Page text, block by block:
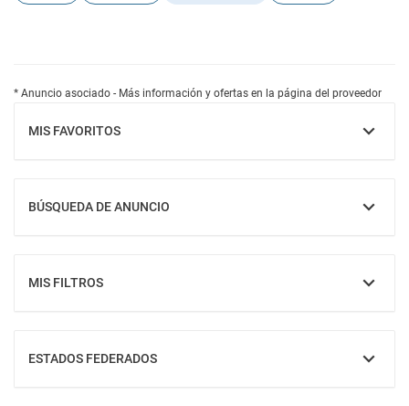
* Anuncio asociado - Más información y ofertas en la página del proveedor
MIS FAVORITOS
MOSTRAR
BÚSQUEDA DE ANUNCIO
MOSTRAR
MIS FILTROS
MOSTRAR
ESTADOS FEDERADOS
MOSTRAR